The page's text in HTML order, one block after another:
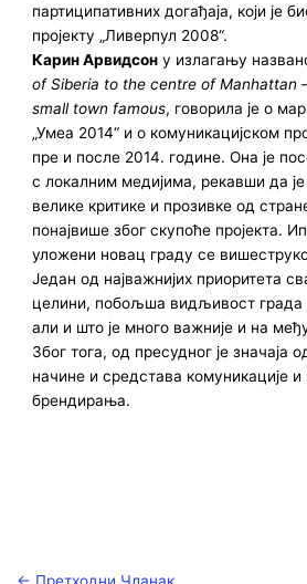
партиципативних догађаја, који је
пројекту „Ливерпул 2008“.
Карин Арвидсон у излагању
of Siberia to the centre of Manhattan
small town famous, говорила је о
„Умеа 2014“ и о комуникацијском
пре и после 2014. године. Она је
с локалним медијима, рекавши да
велике критике и прозивке од
понајвише због скупоће пројекта.
уложени новац граду се
Један од најважнијих приоритета
целини, побољша видљивост града
али и што је много важније и на
Због тога, од пресудног је значаја
начине и средстава комуникације
брендирања.